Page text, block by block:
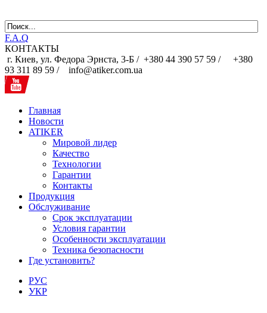
F.A.Q
КОНТАКТЫ
г. Киев, ул. Федора Эрнста, 3-Б / +380 44 390 57 59 /
+380
93 311 89 59 / info@atiker.com.ua
Главная
Новости
ATIKER
Мировой лидер
Качество
Технологии
Гарантии
Контакты
Продукция
Обслуживание
Срок эксплуатации
Условия гарантии
Особенности эксплуатации
Техника безопасности
Где установить?
РУС
УКР